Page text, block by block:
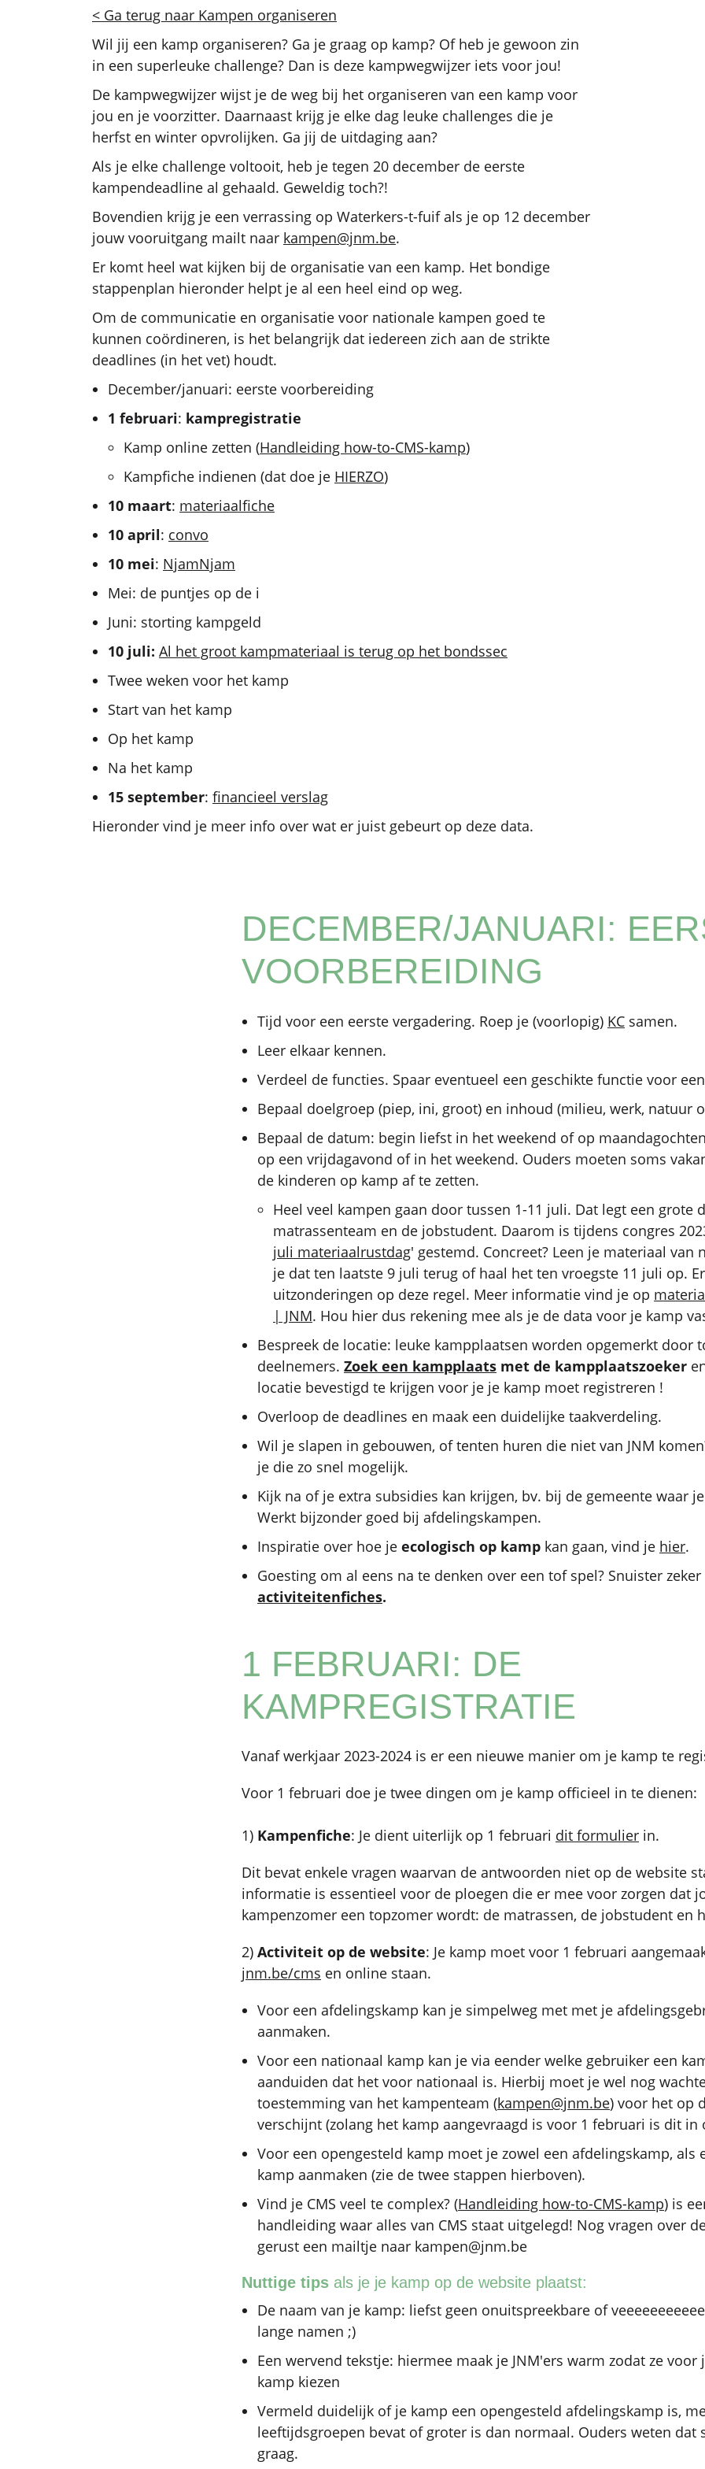
< Ga terug naar Kampen organiseren
Wil jij een kamp organiseren? Ga je graag op kamp? Of heb je gewoon zin
in een superleuke challenge? Dan is deze kampwegwijzer iets voor jou!
De kampwegwijzer wijst je de weg bij het organiseren van een kamp voor
jou en je voorzitter. Daarnaast krijg je elke dag leuke challenges die je
herfst en winter opvrolijken. Ga jij de uitdaging aan?
Als je elke challenge voltooit, heb je tegen 20 december de eerste
kampendeadline al gehaald. Geweldig toch?!
Bovendien krijg je een verrassing op Waterkers-t-fuif als je op 12 december
jouw vooruitgang mailt naar kampen@jnm.be.
Er komt heel wat kijken bij de organisatie van een kamp. Het bondige
stappenplan hieronder helpt je al een heel eind op weg.
Om de communicatie en organisatie voor nationale kampen goed te
kunnen coördineren, is het belangrijk dat iedereen zich aan de strikte
deadlines (in het vet) houdt.
December/januari: eerste voorbereiding
1 februari: kampregistratie
Kamp online zetten (Handleiding how-to-CMS-kamp)
Kampfiche indienen (dat doe je HIERZO)
10 maart: materiaalfiche
10 april: convo
10 mei: NjamNjam
Mei: de puntjes op de i
Juni: storting kampgeld
10 juli: Al het groot kampmateriaal is terug op het bondssec
Twee weken voor het kamp
Start van het kamp
Op het kamp
Na het kamp
15 september: financieel verslag
Hieronder vind je meer info over wat er juist gebeurt op deze data.
DECEMBER/JANUARI:
VOORBEREIDING
Tijd voor een eerste vergadering. Roep je (voorlopig) KC samen.
Leer elkaar kennen.
Verdeel de functies. Spaar eventueel een geschikte functie voor
Bepaal doelgroep (piep, ini, groot) en inhoud (milieu, werk, natuur
Bepaal de datum: begin liefst in het weekend of op
op een vrijdagavond of in het weekend. Ouders moeten soms
de kinderen op kamp af te zetten.
Heel veel kampen gaan door tussen 1-11 juli. Dat legt een grote
matrassenteam en de jobstudent. Daarom is tijdens congres
juli materiaalrustdag' gestemd. Concreet? Leen je materiaal van
je dat ten laatste 9 juli terug of haal het ten vroegste 11 juli op.
uitzonderingen op deze regel. Meer informatie vind je op
| JNM. Hou hier dus rekening mee als je de data voor je kamp
Bespreek de locatie: leuke kampplaatsen worden opgemerkt door
deelnemers. Zoek een kampplaats met de kampplaatszoeker
locatie bevestigd te krijgen voor je je kamp moet registreren !
Overloop de deadlines en maak een duidelijke taakverdeling.
Wil je slapen in gebouwen, of tenten huren die niet van JNM
je die zo snel mogelijk.
Kijk na of je extra subsidies kan krijgen, bv. bij de gemeente waar
Werkt bijzonder goed bij afdelingskampen.
Inspiratie over hoe je ecologisch op kamp kan gaan, vind je hier.
Goesting om al eens na te denken over een tof spel? Snuister
activiteitenfiches.
1 FEBRUARI: DE
KAMPREGISTRATIE
Vanaf werkjaar 2023-2024 is er een nieuwe manier om je kamp te
Voor 1 februari doe je twee dingen om je kamp officieel in te dienen:
1) Kampenfiche: Je dient uiterlijk op 1 februari dit formulier in.
Dit bevat enkele vragen waarvan de antwoorden niet op de website
informatie is essentieel voor de ploegen die er mee voor zorgen dat
kampenzomer een topzomer wordt: de matrassen, de jobstudent en
2) Activiteit op de website: Je kamp moet voor 1 februari
jnm.be/cms en online staan.
Voor een afdelingskamp kan je simpelweg met met je
aanmaken.
Voor een nationaal kamp kan je via eender welke gebruiker een
aanduiden dat het voor nationaal is. Hierbij moet je wel nog
toestemming van het kampenteam (kampen@jnm.be) voor het op
verschijnt (zolang het kamp aangevraagd is voor 1 februari is dit in
Voor een opengesteld kamp moet je zowel een afdelingskamp, als
kamp aanmaken (zie de twee stappen hierboven).
Vind je CMS veel te complex? (Handleiding how-to-CMS-kamp) is
handleiding waar alles van CMS staat uitgelegd! Nog vragen over
gerust een mailtje naar kampen@jnm.be
Nuttige tips als je je kamp op de website plaatst:
De naam van je kamp: liefst geen onuitspreekbare of
lange namen ;)
Een wervend tekstje: hiermee maak je JNM'ers warm zodat ze voor
kamp kiezen
Vermeld duidelijk of je kamp een opengesteld afdelingskamp is,
leeftijdsgroepen bevat of groter is dan normaal. Ouders weten dat
graag.